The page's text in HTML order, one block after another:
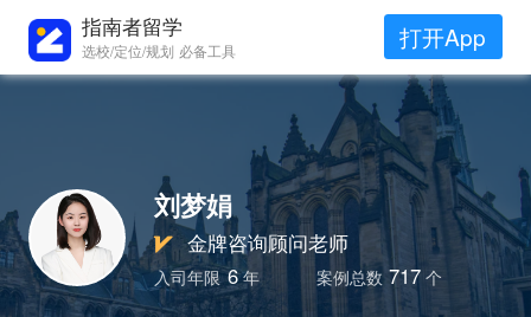
指南者留学
选校/定位/规划 必备工具 打开App
刘梦娟
金牌咨询顾问老师
入司年限 6年 案例总数 717 个